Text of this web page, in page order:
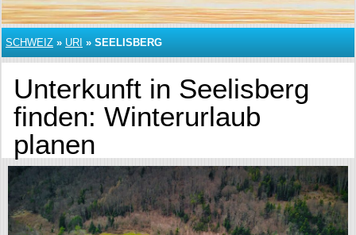
SCHWEIZ » URI » SEELISBERG
Unterkunft in Seelisberg
finden: Winterurlaub
planen